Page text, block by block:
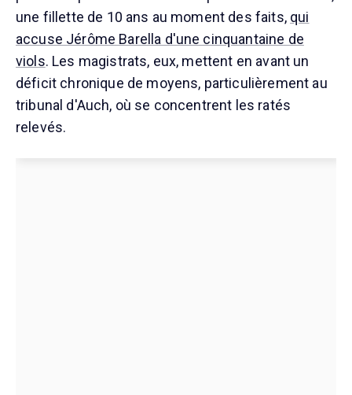
une fillette de 10 ans au moment des faits, qui
accuse Jérôme Barella d'une cinquantaine de
viols. Les magistrats, eux, mettent en avant un
déficit chronique de moyens, particulièrement au
tribunal d'Auch, où se concentrent les ratés
relevés.